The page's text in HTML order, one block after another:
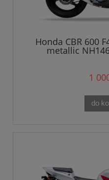
Honda CBR 600
metallic
1
do